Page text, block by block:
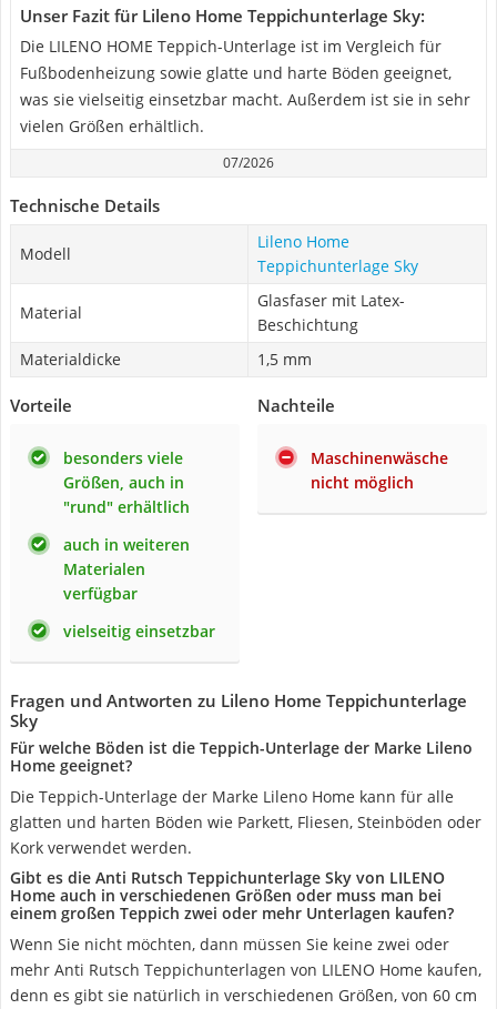
Unser Fazit für Lileno Home Teppichunterlage Sky:
Die LILENO HOME Teppich-Unterlage ist im Vergleich für
Fußbodenheizung sowie glatte und harte Böden geeignet,
was sie vielseitig einsetzbar macht. Außerdem ist sie in sehr
vielen Größen erhältlich.
07/2026
Technische Details
Modell
Lileno Home
Teppichunterlage Sky
Material
Glasfaser mit Latex-
Beschichtung
Materialdicke
1,5 mm
Vorteile
besonders viele
Größen, auch in
"rund" erhältlich
auch in weiteren
Materialen
verfügbar
vielseitig einsetzbar
Nachteile
Maschinenwäsche
nicht möglich
Fragen und Antworten zu Lileno Home Teppichunterlage
Sky
Für welche Böden ist die Teppich-Unterlage der Marke Lileno
Home geeignet?
Die Teppich-Unterlage der Marke Lileno Home kann für alle
glatten und harten Böden wie Parkett, Fliesen, Steinböden oder
Kork verwendet werden.
Gibt es die Anti Rutsch Teppichunterlage Sky von LILENO
Home auch in verschiedenen Größen oder muss man bei
einem großen Teppich zwei oder mehr Unterlagen kaufen?
Wenn Sie nicht möchten, dann müssen Sie keine zwei oder
mehr Anti Rutsch Teppichunterlagen von LILENO Home kaufen,
denn es gibt sie natürlich in verschiedenen Größen, von 60 cm